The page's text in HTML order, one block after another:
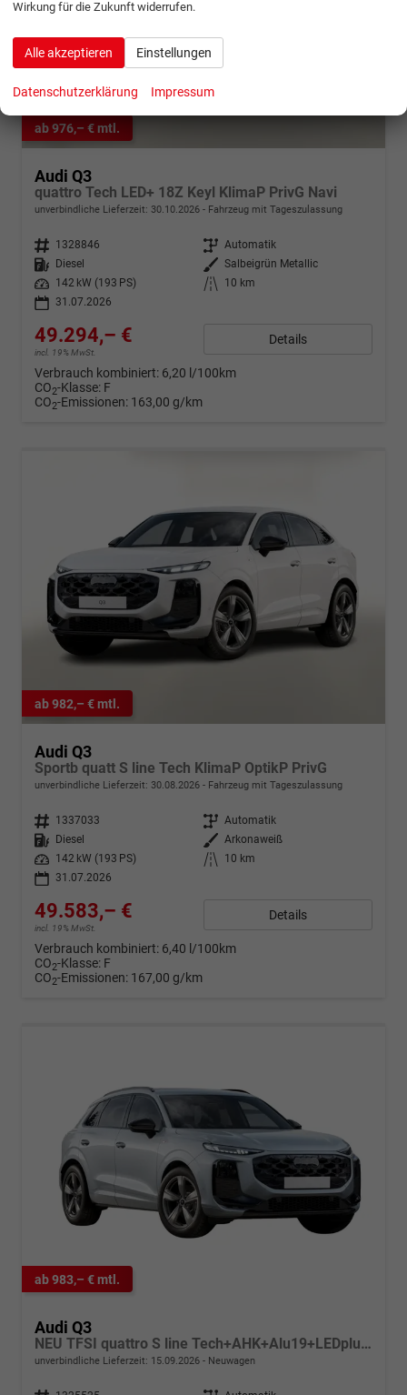
ab 976,– € mtl.
Audi Q3
quattro Tech LED+ 18Z Keyl KlimaP PrivG Navi
unverbindliche Lieferzeit: 30.10.2026 Fahrzeug mit Tageszulassung
Fahrzeugnr. 1328846 Getriebe Automatik
Kraftstoff
Diesel Außenfarbe Salbeigrün Metallic
Leistung
142 kW (193 PS) Kilometerstand
10 km
31.07.2026
49.294,– €
incl. 19% MwSt.
Details
Verbrauch kombiniert: 6,20 l/100km
CO2-Klasse: F
CO2-Emissionen: 163,00 g/km
ab 982,– € mtl.
Audi Q3
Sportb quatt S line Tech KlimaP OptikP PrivG
unverbindliche Lieferzeit: 30.08.2026 Fahrzeug mit Tageszulassung
Fahrzeugnr. 1337033 Getriebe Automatik
Kraftstoff
Diesel Außenfarbe Arkonaweiß
Leistung
142 kW (193 PS) Kilometerstand
10 km
31.07.2026
49.583,– €
incl. 19% MwSt.
Details
Verbrauch kombiniert: 6,40 l/100km
CO2-Klasse: F
CO2-Emissionen: 167,00 g/km
ab 983,– € mtl.
Audi Q3
NEU TFSI quattro S line Tech+AHK+Alu19+LEDplus+KlimaPlus+ExtSchwarz
unverbindliche Lieferzeit: 15.09.2026 Neuwagen
Wirkung für die Zukunft widerrufen.
Alle akzeptieren Einstellungen
Datenschutzerklärung Impressum